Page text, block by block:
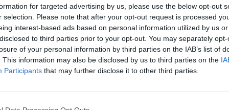
for targeted advertising by us, please use the below opt-out
selection. Please note that after your opt-out request is processed
interest-based ads based on personal information utilized by us
to third parties prior to your opt-out. You may separately
of your personal information by third parties on the IAB’s list of
This information may also be disclosed by us to third parties on the
Participants that may further disclose it to other third parties.
Ασφάλειας Πολυγύρου, μία γυναίκα φέρεται να
μεγάλης αξίας από κοσμηματοπωλείο και οικία
έχει μπλεχτεί τόσο πολύ η υπόθεση», λέει η
Είναι η μέρα που η γυναίκα φέρεται να παραβίασε